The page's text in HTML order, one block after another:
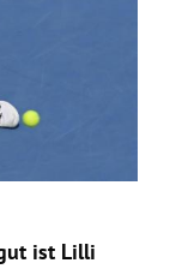
ist Lilli